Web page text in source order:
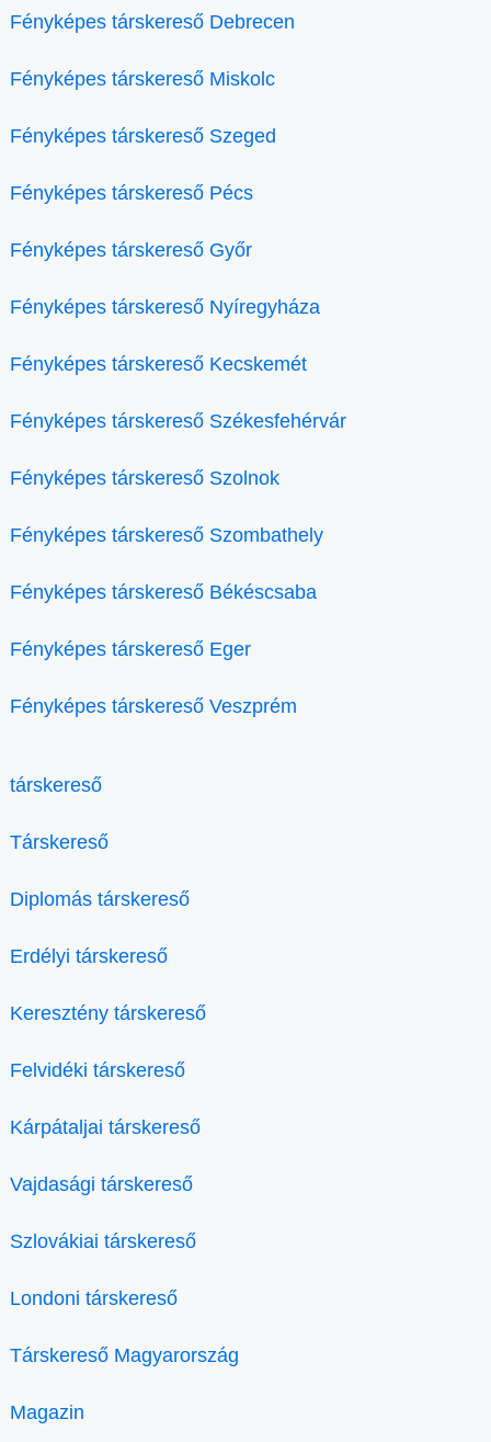
Fényképes társkereső Debrecen
Fényképes társkereső Miskolc
Fényképes társkereső Szeged
Fényképes társkereső Pécs
Fényképes társkereső Győr
Fényképes társkereső Nyíregyháza
Fényképes társkereső Kecskemét
Fényképes társkereső Székesfehérvár
Fényképes társkereső Szolnok
Fényképes társkereső Szombathely
Fényképes társkereső Békéscsaba
Fényképes társkereső Eger
Fényképes társkereső Veszprém
társkereső
Társkereső
Diplomás társkereső
Erdélyi társkereső
Keresztény társkereső
Felvidéki társkereső
Kárpátaljai társkereső
Vajdasági társkereső
Szlovákiai társkereső
Londoni társkereső
Társkereső Magyarország
Magazin